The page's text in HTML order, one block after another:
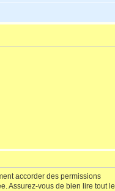
accorder des permissions
Assurez-vous de bien lire tout le